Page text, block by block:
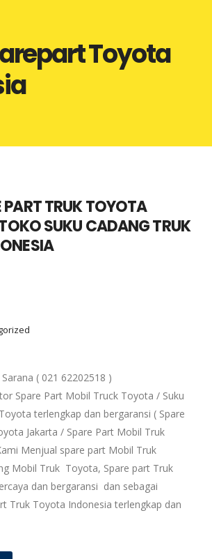
Toyota
PART TRUK TOYOTA
SUKU CADANG TRUK
( 021 62202518 )
Spare Part Mobil Truck Toyota / Suku
terlengkap dan bergaransi ( Spare
Jakarta / Spare Part Mobil Truk
Menjual spare part Mobil Truk
Mobil Truk Toyota, Spare part Truk
dan bergaransi dan sebagai
Truk Toyota Indonesia terlengkap dan